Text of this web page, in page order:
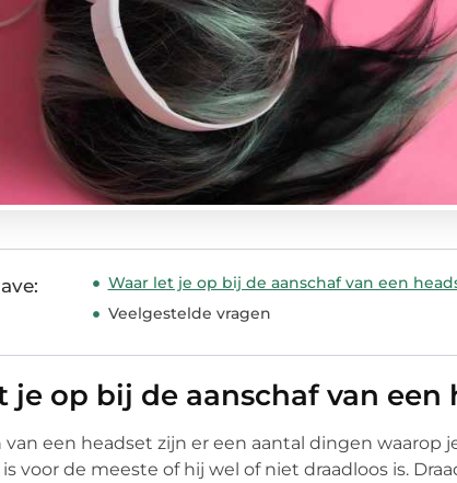
Waar let je op bij de aanschaf van een
Veelgestelde vragen
je op bij de aanschaf van een
een headset zijn er een aantal dingen waarop
voor de meeste of hij wel of niet draadloos is.